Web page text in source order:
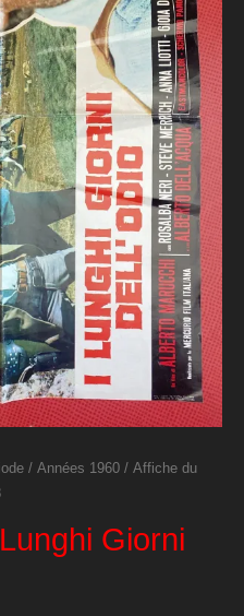
/ Années 1960 / Affiche du
Giorni